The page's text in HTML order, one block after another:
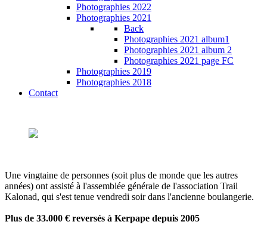
Photographies 2022
Photographies 2021
Back
Photographies 2021 album1
Photographies 2021 album 2
Photographies 2021 page FC
Photographies 2019
Photographies 2018
Contact
Une vingtaine de personnes (soit plus de monde que les autres
années) ont assisté à l'assemblée générale de l'association Trail
Kalonad, qui s'est tenue vendredi soir dans l'ancienne boulangerie.
Plus de 33.000 € reversés à Kerpape depuis 2005